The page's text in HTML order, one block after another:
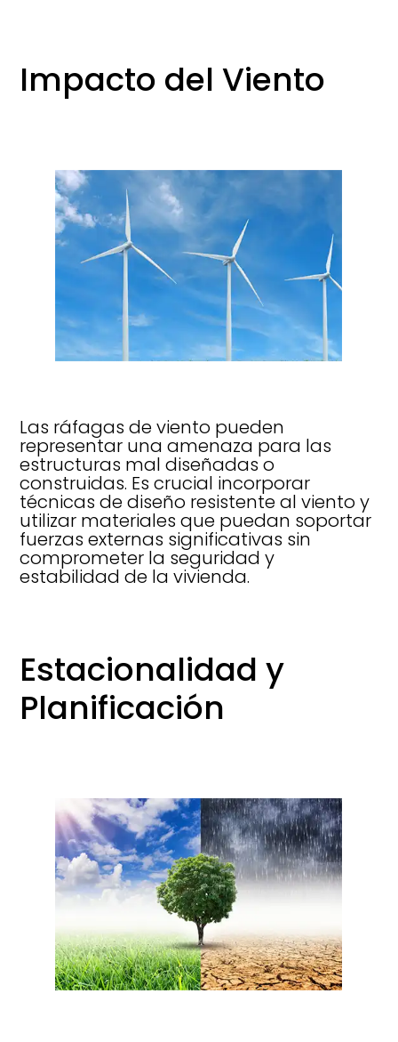
Impacto del Viento
Las ráfagas de viento pueden
representar una amenaza para las
estructuras mal diseñadas o
construidas. Es crucial incorporar
técnicas de diseño resistente al viento y
utilizar materiales que puedan soportar
fuerzas externas significativas sin
comprometer la seguridad y
estabilidad de la vivienda.
Estacionalidad y
Planificación